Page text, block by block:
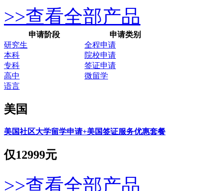
>>查看全部产品
申请阶段
申请类别
研究生
全程申请
本科
院校申请
专科
签证申请
高中
微留学
语言
美国
美国社区大学留学申请+美国签证服务优惠套餐
仅12999元
>>查看全部产品